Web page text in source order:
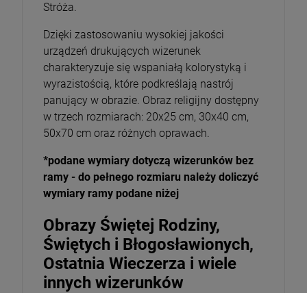
Stróża.
Dzięki zastosowaniu wysokiej jakości
urządzeń drukujących wizerunek
charakteryzuje się wspaniałą kolorystyką i
wyrazistością, które podkreślają nastrój
panujący w obrazie. Obraz religijny dostępny
w trzech rozmiarach: 20x25 cm, 30x40 cm,
50x70 cm oraz różnych oprawach.
*podane wymiary dotyczą wizerunków bez
ramy - do pełnego rozmiaru należy doliczyć
wymiary ramy podane niżej
Obrazy Świętej Rodziny,
Świętych i Błogosławionych,
Ostatnia Wieczerza i wiele
innych wizerunków